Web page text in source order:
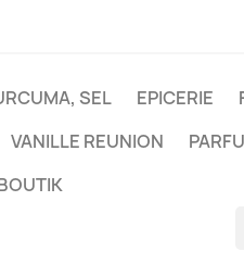
SEL EPICERIE
VANILLE REUNION